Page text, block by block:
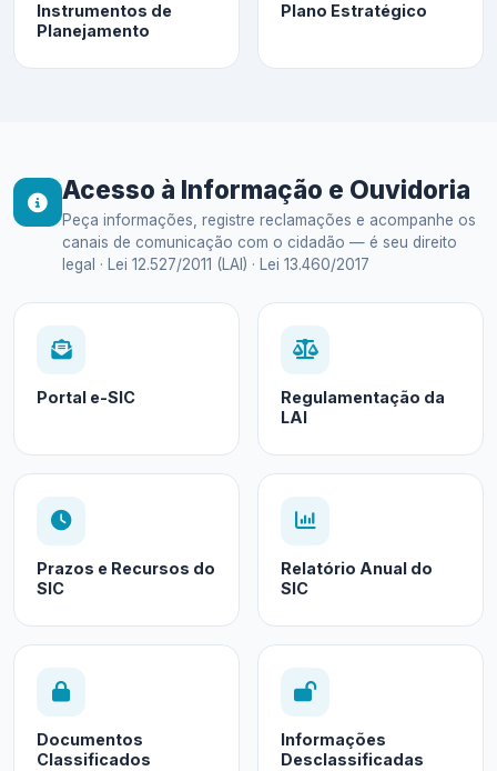
Instrumentos de
Planejamento
Plano Estratégico
Acesso à Informação e Ouvidoria
Peça informações, registre reclamações e acompanhe os
canais de comunicação com o cidadão — é seu direito
legal · Lei 12.527/2011 (LAI) · Lei 13.460/2017
Portal e-SIC
Regulamentação da
LAI
Prazos e Recursos do
SIC
Relatório Anual do
SIC
Documentos
Classificados
Informações
Desclassificadas